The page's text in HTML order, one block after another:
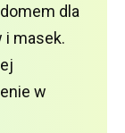
dla
i masek.
w